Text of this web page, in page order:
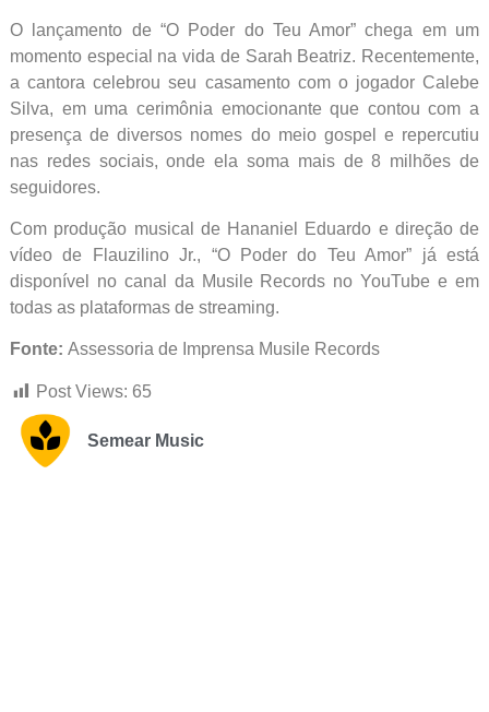
O lançamento de “O Poder do Teu Amor” chega em um
momento especial na vida de Sarah Beatriz. Recentemente,
a cantora celebrou seu casamento com o jogador Calebe
Silva, em uma cerimônia emocionante que contou com a
presença de diversos nomes do meio gospel e repercutiu
nas redes sociais, onde ela soma mais de 8 milhões de
seguidores.
Com produção musical de Hananiel Eduardo e direção de
vídeo de Flauzilino Jr., “O Poder do Teu Amor” já está
disponível no canal da Musile Records no YouTube e em
todas as plataformas de streaming.
Fonte: Assessoria de Imprensa Musile Records
Post Views: 65
Semear Music